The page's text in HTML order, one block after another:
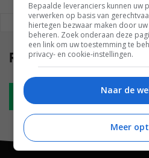
REAGEREN
Reacties(0)
Plaats reactie
Bepaalde leveranciers kunnen uw
verwerken op basis van
hiertegen bezwaar maken door
beheren. Zoek onderaan deze
een link om uw toestemming te
privacy- en cookie-instellingen.
Naar de
Meer